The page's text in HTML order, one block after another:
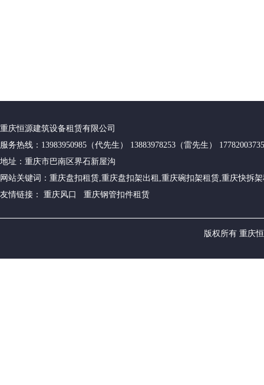
重庆恒源建筑设备租赁有限公司
服务热线：13983950985（代先生） 13883978253（雷先生）
地址：重庆市巴南区界石新屋沟
网站关键词：重庆盘扣租赁,重庆盘扣架出租,重庆碗扣架租赁,重庆快拆
友情链接： 重庆风口 重庆钢管扣件租赁
版权所有 重庆